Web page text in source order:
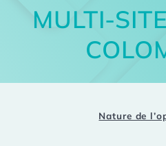
MULTI-
Nature de